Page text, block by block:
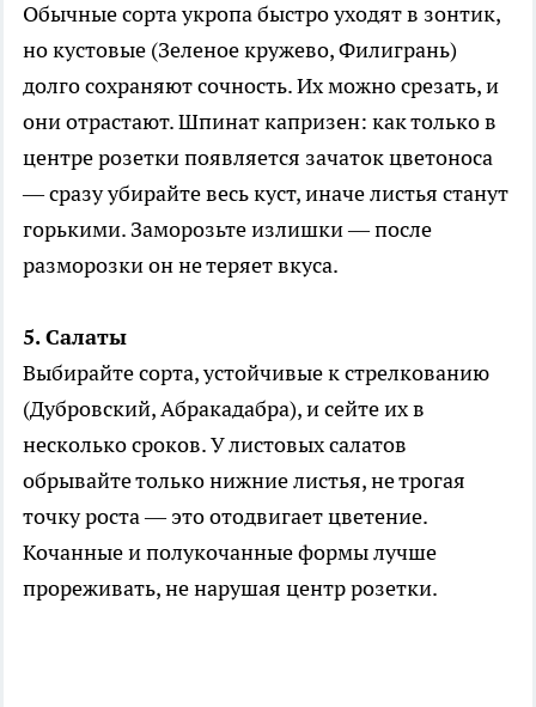
Обычные сорта укропа быстро уходят в зонтик,
но кустовые (Зеленое кружево, Филигрань)
долго сохраняют сочность. Их можно срезать, и
они отрастают. Шпинат капризен: как только в
центре розетки появляется зачаток цветоноса
— сразу убирайте весь куст, иначе листья станут
горькими. Заморозьте излишки — после
разморозки он не теряет вкуса.
5. Салаты
Выбирайте сорта, устойчивые к стрелкованию
(Дубровский, Абракадабра), и сейте их в
несколько сроков. У листовых салатов
обрывайте только нижние листья, не трогая
точку роста — это отодвигает цветение.
Кочанные и полукочанные формы лучше
прореживать, не нарушая центр розетки.